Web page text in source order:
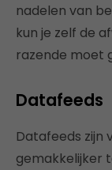
nadelen van
kun je zelf de
razende moet
Datafeeds
Datafeeds zijn
gemakkelijker